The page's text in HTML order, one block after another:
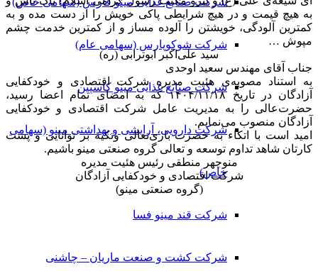
شرکت شوکوپارس (سهامی عام)
شرکت صنایع غذایی مینو کاسپین
شرکت دارویی، آرایشی و بهداشتی مینو (سهامی
خاص)
شرکت قند مینو فسا
شرکت کشت و صنعت ماریان – چاشنی
به هیچ قیمت و در هیچ شرایطی پاکی خویش را از دست مده و به
کمترین آلودگی، خویشتن را آلوده مساز و از کمترین خدمت چشم
مپوش …
سید علی‌اکبر ابوترابی (ره)
جناب آقای مهندس سعید اوحدی
به استناد مصوبه‌ی هئیت مدیره شرکت اقتصادی و خودکفایی
آزادگان در تاریخ ۱۴۰۴/۱۱/۱۸ که به امضای تمام اعضا رسید،
حضرت‌عالی را به مدیریت عامل شرکت اقتصادی و خودکفایی
آزادگان منصوب می‌نمایم.
امید است با اتکاء به حضرت باری‌تعالی وتکیه بر توانایی و پشت
کارتان شاهد تداوم توسعه و تعالی گروه صنعتی مینو باشیم.
منوچهر منطقی رئیس هئیت مدیره
شرکت اقتصادی و خودکفایی آزادگان
(گروه صنعتی مینو)